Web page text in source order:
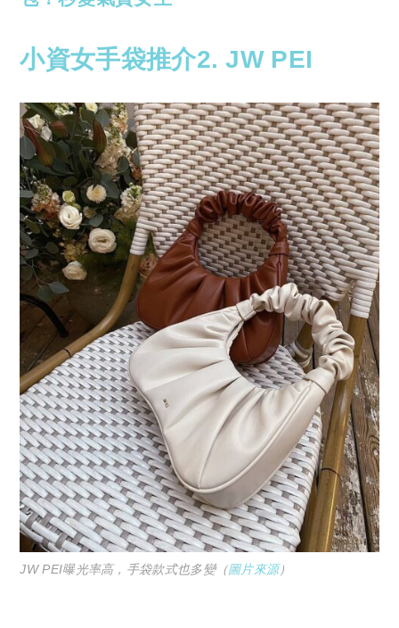
小資女手袋推介2. JW PEI
JW PEI曝光率高，手袋款式也多變（圖片來源）